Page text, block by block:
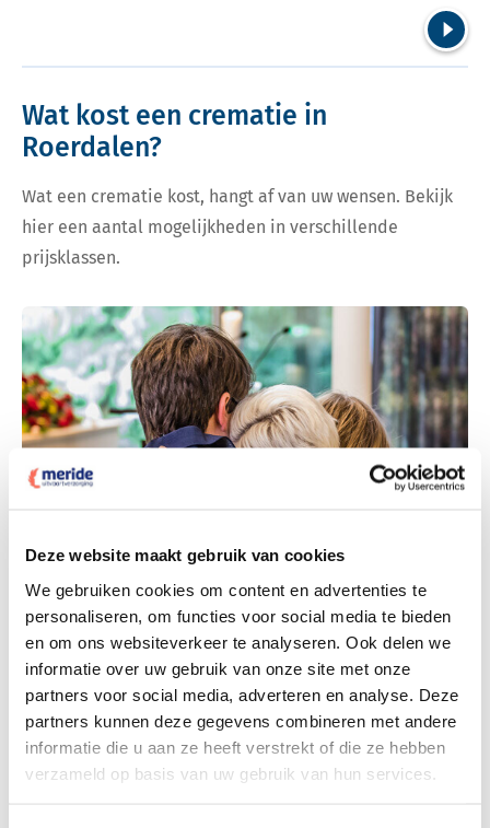
Deze website maakt gebruik van cookies
We gebruiken cookies om content en advertenties te
personaliseren, om functies voor social media te bieden
en om ons websiteverkeer te analyseren. Ook delen we
informatie over uw gebruik van onze site met onze
partners voor social media, adverteren en analyse. Deze
partners kunnen deze gegevens combineren met andere
informatie die u aan ze heeft verstrekt of die ze hebben
verzameld op basis van uw gebruik van hun services.
Wat kost een crematie in
Roerdalen?
Wat een crematie kost, hangt af van uw wensen. Bekijk
hier een aantal mogelijkheden in verschillende
prijsklassen.
Dit kost een crematie
Bekijk tarieven voor crematie
Bekijk tarieven voor begrafenis